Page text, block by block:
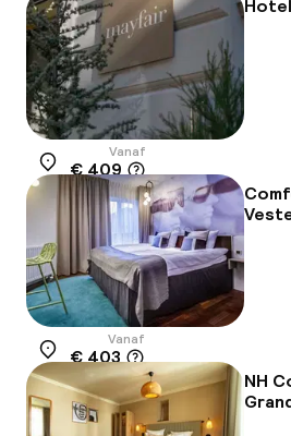
Locatie
Vanaf
€ 409
Locatie
Vanaf
€ 403
NH